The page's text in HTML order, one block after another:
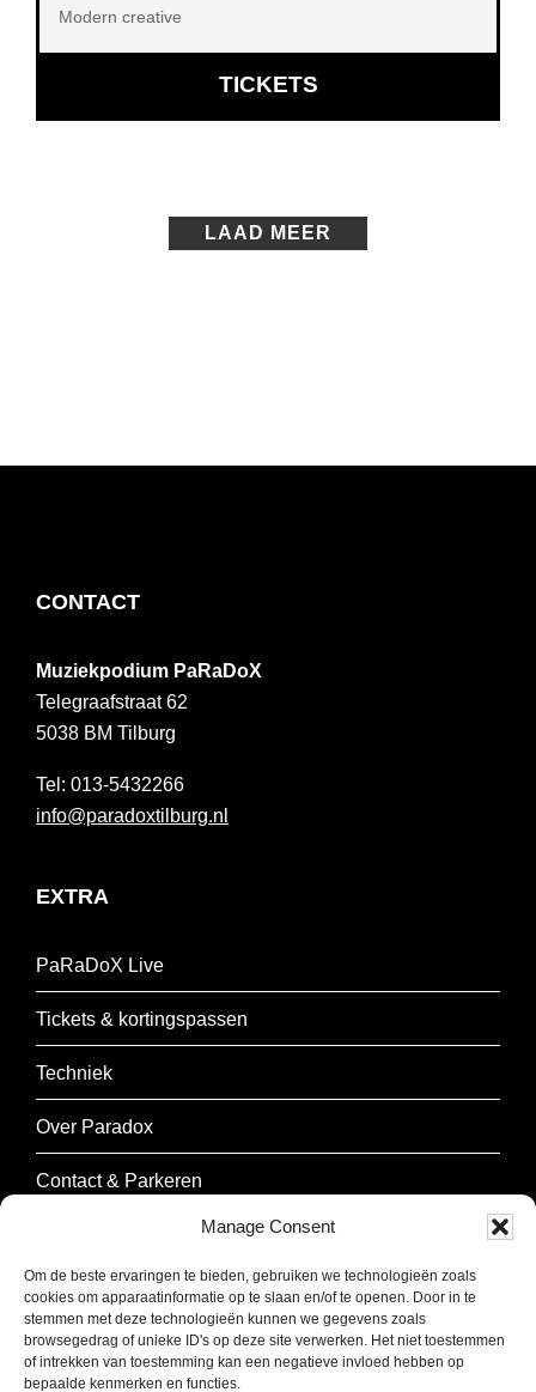
Manage Consent
Om de beste ervaringen te bieden, gebruiken we technologieën zoals
cookies om apparaatinformatie op te slaan en/of te openen. Door in te
stemmen met deze technologieën kunnen we gegevens zoals
browsegedrag of unieke ID's op deze site verwerken. Het niet toestemmen
of intrekken van toestemming kan een negatieve invloed hebben op
bepaalde kenmerken en functies.
Modern creative
TICKETSOPENT
IN
LAAD MEER
FOOTER
CONTACT
Muziekpodium PaRaDoX
Telegraafstraat 62
5038 BM Tilburg
013-5432266
info@paradoxtilburg.nl
EXTRA
PaRaDoX Live
Tickets & kortingspassen
Techniek
Over Paradox
Contact & Parkeren
Schrijf je in om onze nieuwsbrief te ontvangen.